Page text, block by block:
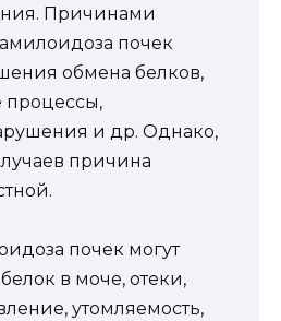
Причинами
почек
обмена белков,
процессы,
и др. Однако,
причина
почек могут
в моче, отеки,
утомляемость,